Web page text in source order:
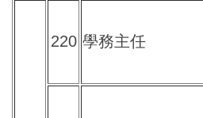
220 學務主任